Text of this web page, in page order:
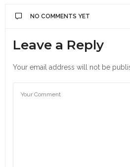
NO COMMENTS YET
Leave a Reply
Your email address will not be